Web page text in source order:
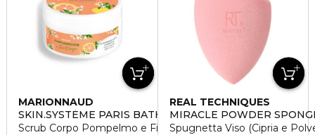
MARIONNAUD
SKIN.SYSTÈME PARIS BATH & BODY
Scrub Corpo Pompelmo e Fiori d'Arancio
REAL TECHNIQUES
MIRACLE POWDER
Spugnetta Viso (Cipria e